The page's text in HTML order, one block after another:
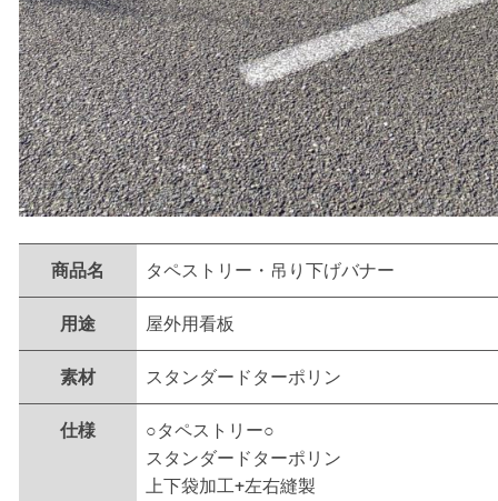
商品名 タペストリー・吊り下げバナー
用途 屋外用看板
素材 スタンダードターポリン
仕様
○タペストリー○
スタンダードターポリン
上下袋加工+左右縫製